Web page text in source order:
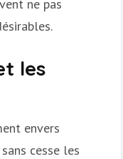
ne pas
les
envers
cesse les